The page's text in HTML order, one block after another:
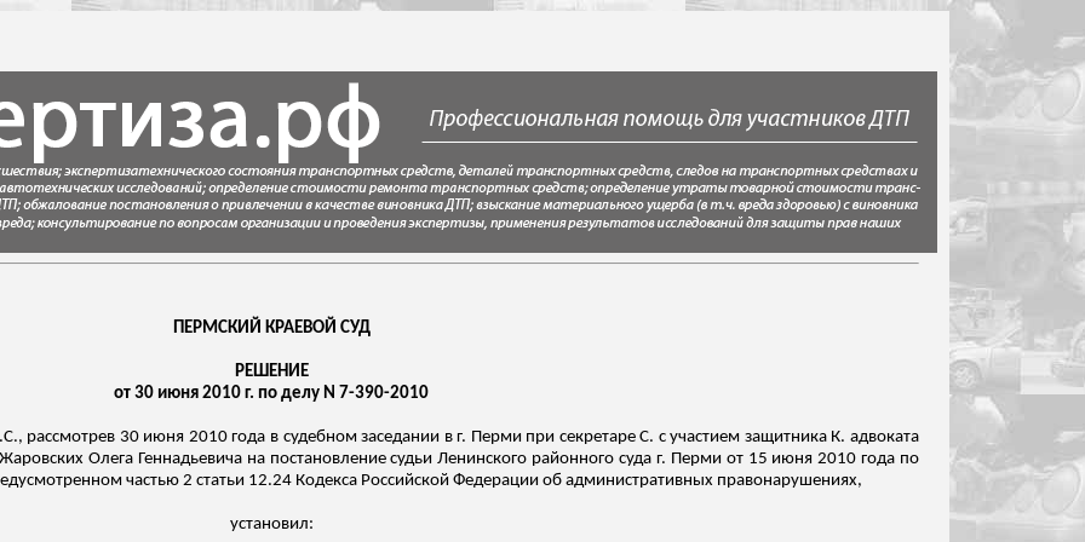
ПЕРМСКИЙ КРАЕВОЙ СУД
РЕШЕНИЕ
от 30 июня 2010 г. по делу N 7-390-2010
рассмотрев 30 июня 2010 года в судебном заседании в г. Перми при секретаре С. с участием защитника К. адвоката
Жаровских Олега Геннадьевича на постановление судьи Ленинского районного суда г. Перми от 15 июня 2010 года по
частью 2 статьи 12.24 Кодекса Российской Федерации об административных правонарушениях,
установил: